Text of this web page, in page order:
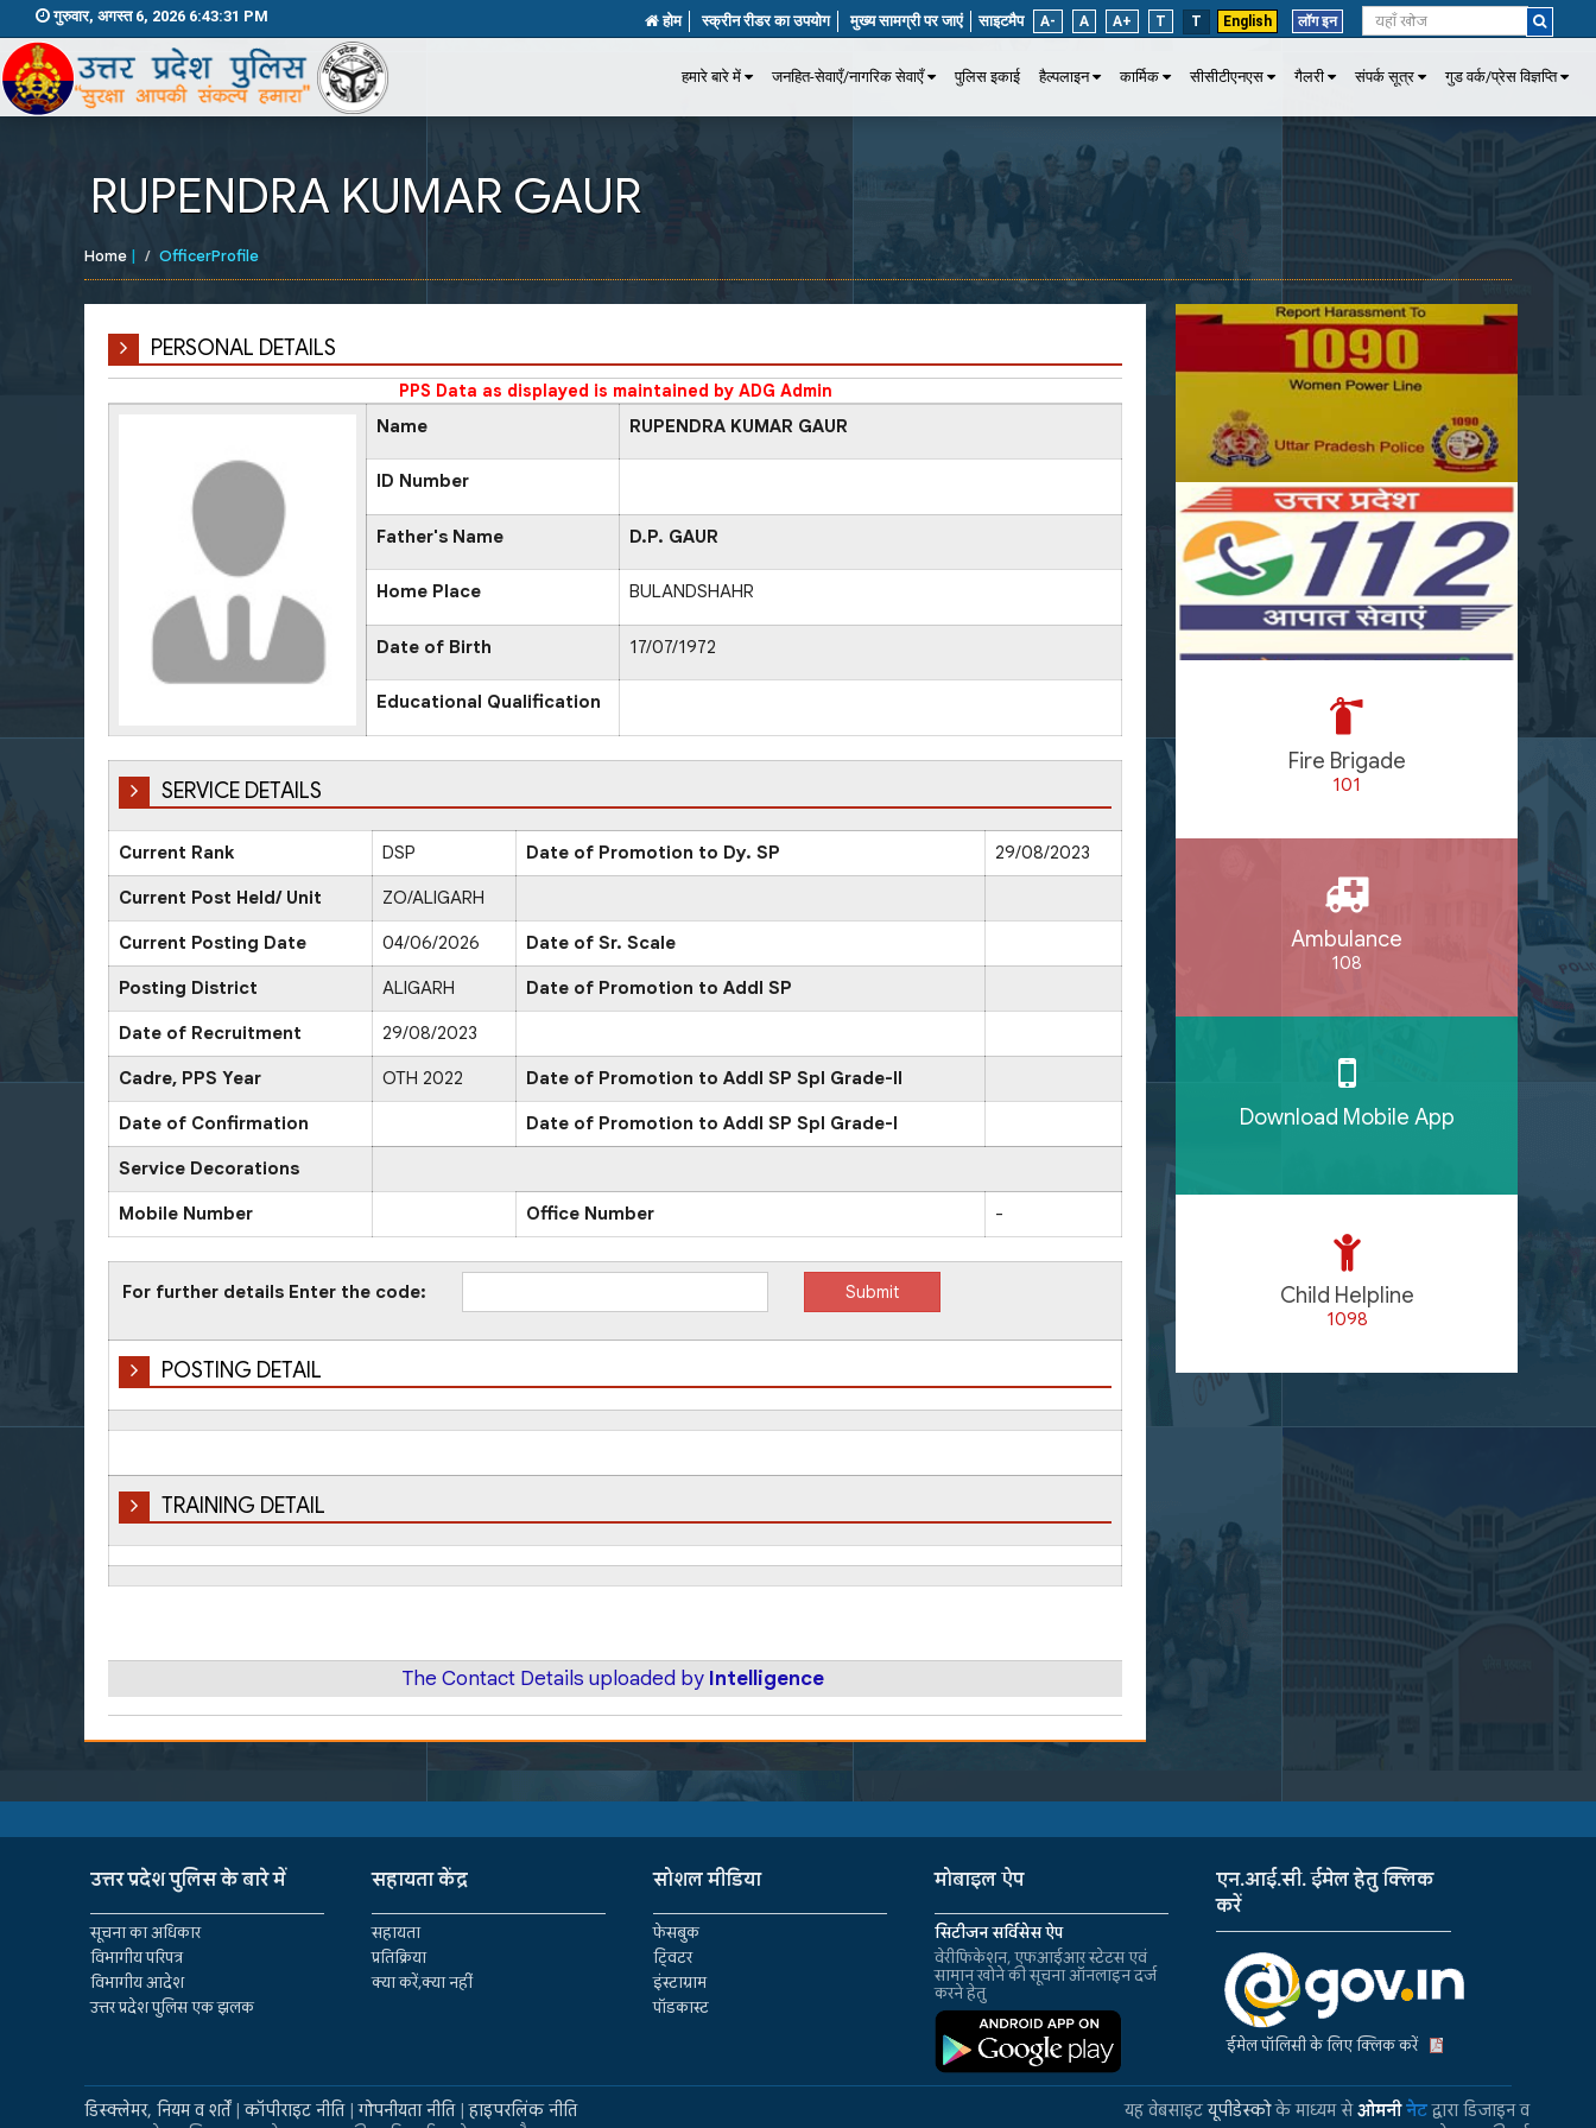
गुरुवार, अगस्त 6, 2026 6:43:31 PM होम स्क्रीन रीडर का उपयोग मुख्य सामग्री पर जाएं साइटमैप A- A A+ T T English लॉग इन
हमारे बारे में जनहित-सेवाएँ/नागरिक सेवाएँ पुलिस इकाई हैल्पलाइन कार्मिक सीसीटीएनएस गैलरी संपर्क सूत्र गुड वर्क/प्रेस विज्ञप्ति
RUPENDRA KUMAR GAUR
Home | OfficerProfile
PERSONAL DETAILS
PPS Data as displayed is maintained by ADG Admin
Name
RUPENDRA KUMAR GAUR
ID Number
Father's Name D.P. GAUR
Home Place BULANDSHAHR
Date of Birth 17/07/1972
Educational Qualification
SERVICE DETAILS
Current Rank DSP Date of Promotion to Dy. SP 29/08/2023
Current Post Held/ Unit ZO/ALIGARH
Current Posting Date 04/06/2026 Date of Sr. Scale
Posting District ALIGARH Date of Promotion to Addl SP
Date of Recruitment 29/08/2023
Cadre, PPS Year OTH 2022 Date of Promotion to Addl SP Spl Grade-II
Date of Confirmation Date of Promotion to Addl SP Spl Grade-I
Service Decorations
Mobile Number Office Number -
For further details Enter the code:
POSTING DETAIL
TRAINING DETAIL
The Contact Details uploaded by Intelligence
Fire Brigade
101
Ambulance
108
Download Mobile App
Child Helpline
1098
उत्तर प्रदेश पुलिस के बारे में
सूचना का अधिकार
विभागीय परिपत्र
विभागीय आदेश
उत्तर प्रदेश पुलिस एक झलक
सहायता केंद्र
सहायता
प्रतिक्रिया
क्या करें,क्या नहीं
सोशल मीडिया
फेसबुक
ट्विटर
इंस्टाग्राम
पॉडकास्ट
मोबाइल ऐप
सिटीजन सर्विसेस ऐप
वेरीफिकेशन, एफआईआर स्टेटस एवं
सामान खोने की सूचना ऑनलाइन दर्ज
करने हेतु
एन.आई.सी. ईमेल हेतु क्लिक
करें
ईमेल पॉलिसी के लिए क्लिक करें
डिस्क्लेमर, नियम व शर्तें|कॉपीराइट नीति|गोपनीयता नीति|हाइपरलिंक नीति
यह वेबसाइटयूपीडेस्कोके माध्यम सेओमनीनेटद्वारा डिजाइन व